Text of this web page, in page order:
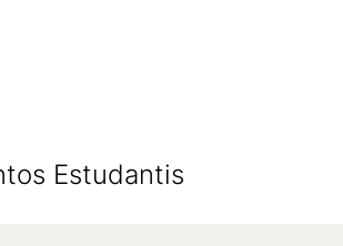
Estudantis